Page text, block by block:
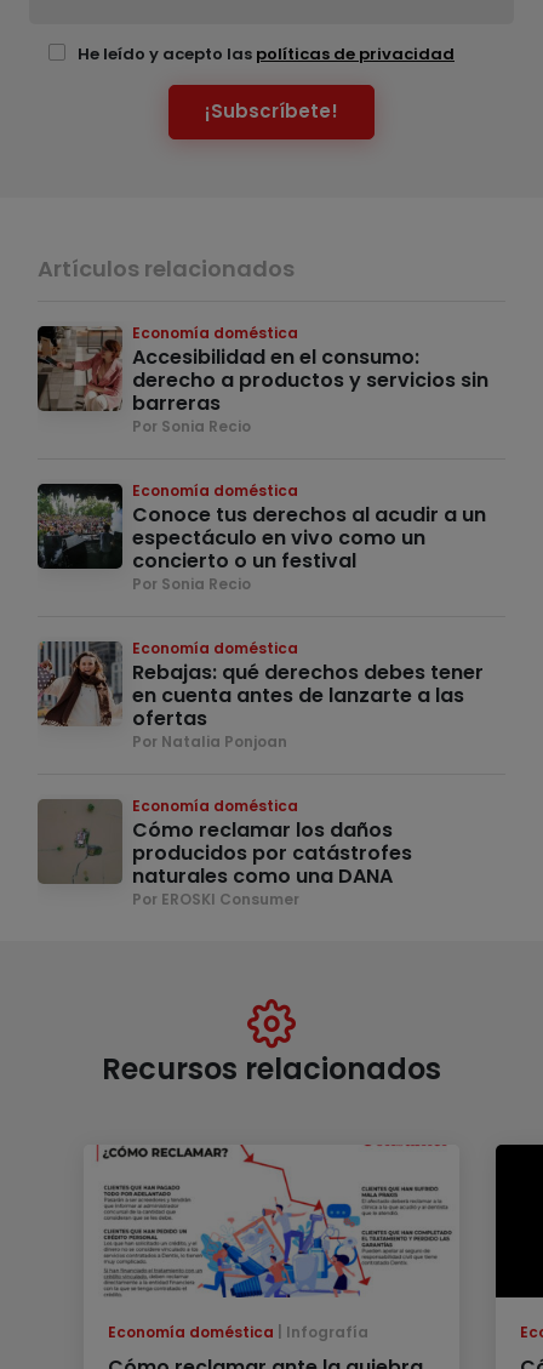
He leído y acepto las políticas de privacidad
¡Subscríbete!
Artículos relacionados
Economía doméstica
Accesibilidad en el consumo:
derecho a productos y servicios sin
barreras
Por Sonia Recio
Economía doméstica
Conoce tus derechos al acudir a un
espectáculo en vivo como un
concierto o un festival
Por Sonia Recio
Economía doméstica
Rebajas: qué derechos debes tener
en cuenta antes de lanzarte a las
ofertas
Por Natalia Ponjoan
Economía doméstica
Cómo reclamar los daños
producidos por catástrofes
naturales como una DANA
Por EROSKI Consumer
Recursos relacionados
Economía doméstica Infografía